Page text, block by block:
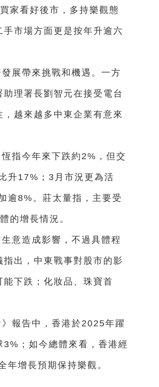
家看好後市，多持樂觀態
市場方面更是按年升逾六
展帶來挑戰和機遇。一方
理署長劉智元在接受電台
越來越多中東企業有意來
指今年來下跌約2%，但交
升17%；3月市況更為活
逾8%。莊太量指，主要受
的增長情況。
意造成影響，不過具體程
出，中東戰事對股市的影
下跌；化妝品、珠寶首
報告中，香港於2025年躍
；如今總體來看，香港經
增長預期保持樂觀。